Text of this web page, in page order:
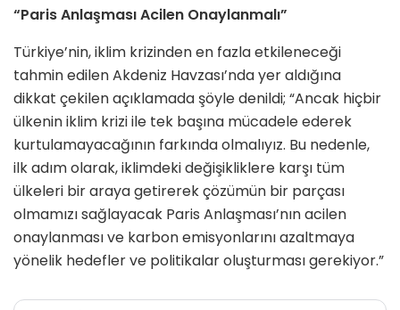
“Paris Anlaşması Acilen Onaylanmalı”
Türkiye’nin, iklim krizinden en fazla etkileneceği
tahmin edilen Akdeniz Havzası’nda yer aldığına
dikkat çekilen açıklamada şöyle denildi; “Ancak hiçbir
ülkenin iklim krizi ile tek başına mücadele ederek
kurtulamayacağının farkında olmalıyız. Bu nedenle,
ilk adım olarak, iklimdeki değişikliklere karşı tüm
ülkeleri bir araya getirerek çözümün bir parçası
olmamızı sağlayacak Paris Anlaşması’nın acilen
onaylanması ve karbon emisyonlarını azaltmaya
yönelik hedefler ve politikalar oluşturması gerekiyor.”